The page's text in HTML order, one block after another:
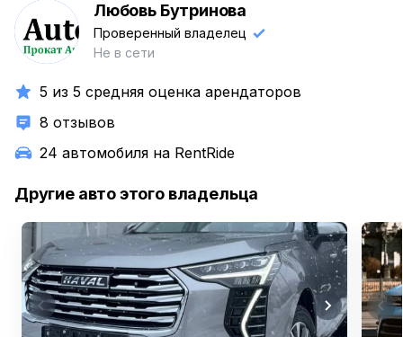
Л Любовь Бутринова
Проверенный владелец
Не в сети
5 из 5 средняя оценка арендаторов
8 отзывов
24 автомобиля на RentRide
Другие авто этого владельца